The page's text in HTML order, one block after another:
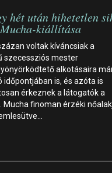
hét után hihetetlen
kiállítása
voltak kíváncsiak a
szecessziós mester
alkotásaira
időpontjában is, és azóta is
érkeznek a látogatók a
Mucha finoman érzéki